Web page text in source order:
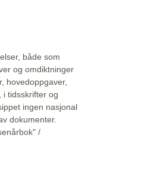
både som
og omdiktninger
hovedoppgaver,
i tidsskrifter og
ingen nasjonal
dokumenter.
/